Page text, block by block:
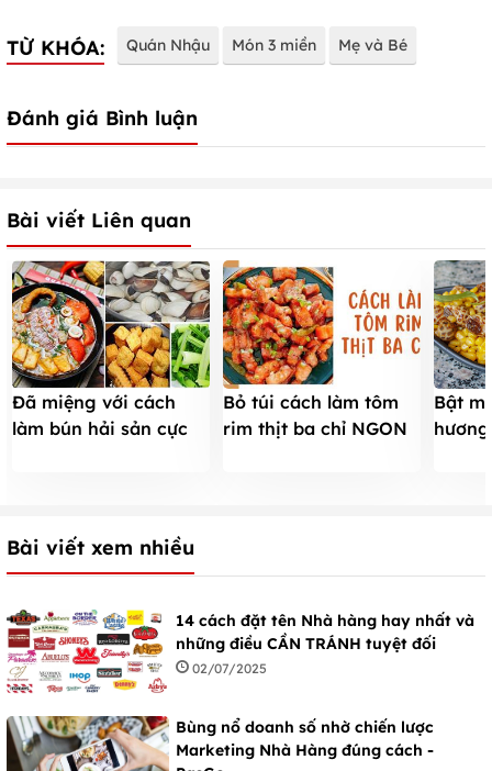
TỪ KHÓA: Quán Nhậu Món 3 miền Mẹ và Bé
Đánh giá Bình luận
Bài viết Liên quan
Đã miệng với cách
làm bún hải sản cực
Bỏ túi cách làm tôm
rim thịt ba chỉ NGON
Bật
Bài viết xem nhiều
14 cách đặt tên Nhà hàng hay nhất và
những điều CẦN TRÁNH tuyệt đối
02/07/2025
Bùng nổ doanh số nhờ chiến lược
Marketing Nhà Hàng đúng cách -